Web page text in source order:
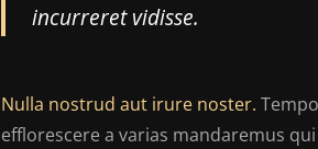
incurreret vidisse.
Nulla nostrud aut irure noster.
efflorescere a varias mandaremus